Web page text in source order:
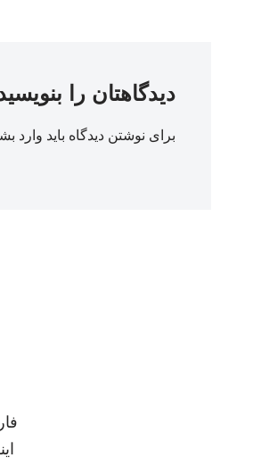
دیدگاهتان را
برای نوشتن دیدگاه باید وارد